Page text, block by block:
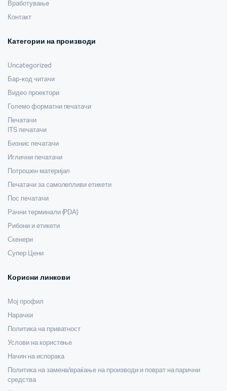
Вработување
Контакт
Категории на производи
Uncategorized
Бар-код читачи
Видео проектори
Големо форматни печатачи
Печатачи
ITS печатачи
Бизнис печатачи
Иглични печатачи
Потрошен материјал
Печатачи за самолепливи етикети
Пос печатачи
Рачни терминали (PDA)
Рибони и етикети
Скенери
Супер Цени
Корисни линкови
Мој профил
Нарачки
Политика на приватност
Услови на користење
Начин на испорака
Политика на замена/враќање на производи и поврат на парични
средства